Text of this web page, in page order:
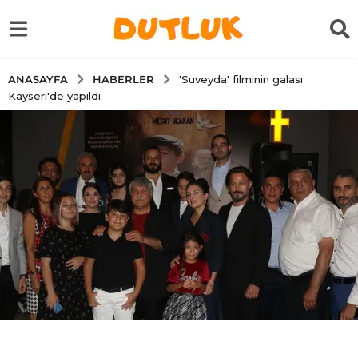
ANASAYFA HABERLER
'Suveyda' filminin galası
Kayseri'de yapıldı